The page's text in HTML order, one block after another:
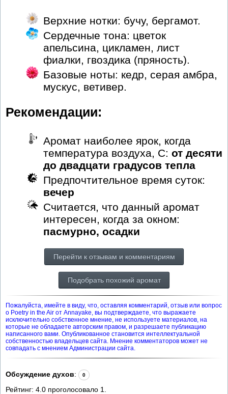
Верхние нотки: бучу, бергамот.
Сердечные тона: цветок
апельсина, цикламен, лист
фиалки, гвоздика (пряность).
Базовые ноты: кедр, серая амбра,
мускус, ветивер.
Рекомендации:
Аромат наиболее ярок, когда
температура воздуха, С: от десяти
до двадцати градусов тепла
Предпочтительное время суток:
вечер
Считается, что данный аромат
интересен, когда за окном:
пасмурно, осадки
Перейти к отзывам и комментариям
Подобрать похожий аромат
Пожалуйста, имейте в виду, что, оставляя комментарий, отзыв или вопрос
о Poetry in the Air от Annayake, вы подтверждаете, что выражаете
исключительно собственное мнение, не используете материалов, на
которые не обладаете авторским правом, и разрешаете публикацию
написанного вами. Опубликованное становится интеллектуальной
собственностью владельцев сайта. Мнение комментаторов может не
совпадать с мнением Администрации сайта.
Обсуждение духов: 0
Рейтинг: 4.0 проголосовало 1